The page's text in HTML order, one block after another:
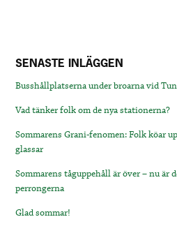
SENASTE INLÄGGEN
Busshållplatserna under broarna vid
Vad tänker folk om de nya stationerna?
Sommarens Grani-fenomen: Folk köar
glassar
Sommarens tåguppehåll är över – nu
perrongerna
Glad sommar!